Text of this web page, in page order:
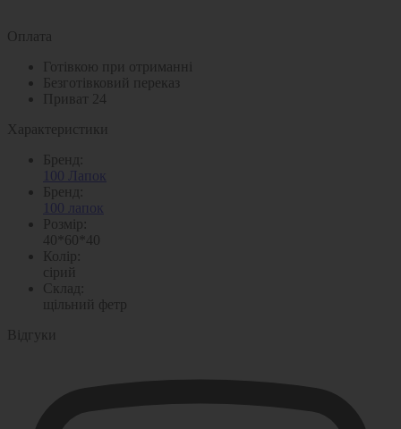
Оплата
Готівкою при отриманні
Безготівковий переказ
Приват 24
Характеристики
Бренд:
100 Лапок
Бренд:
100 лапок
Розмір:
40*60*40
Колір:
сірий
Склад:
щільний фетр
Відгуки